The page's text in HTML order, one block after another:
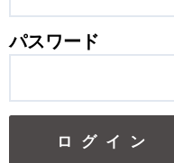
パスワード
ログイン